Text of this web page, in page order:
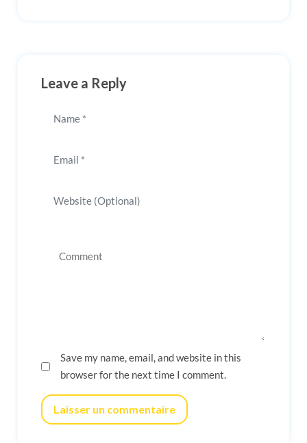
Leave a Reply
Save my name, email, and website in this
browser for the next time I comment.
Laisser un commentaire